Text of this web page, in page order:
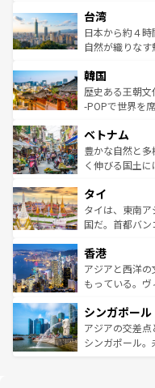
ならではの贅沢な旅のス
情報はコンテ
れるおもてなし
人々、おいし
ク、伝統的な
ワイを、存分に味わってほ
はコンテンツ一
リアリーフや大
ク）、タスマ
ど、見どころ
いる。アクティ
ビング、ハイ
い。オースト
参照してほしい。
台湾
日本から約４
自然が織りな
ン）、静ひつな
と山間の静け
驚きをもたら
容にもいいと評
が
照してほしい。
韓国
歴史ある王朝
-POPで世界を
き、地方に足を
できる。そし
まで、さまざ
リティに包まれ
覧を参照してほ
ベトナム
豊かな自然と
く伸びる国土
急速な発展と共
ーチミン市の
醸し出してい
とつ。フォーや
ひ現地で味わ
が旅行者を迎
参照してほしい。
タイ
タイは、東南
国だ。首都バ
の活気が交差し
帯で自然と触
いビーチでリ
激する。気候は
が待っている
た文化、そし
香港
アジアと西洋
もっている。
み、どこを訪れ
ており、効率
うな絶景から
シンガポール
アジアの交差
シンガポール